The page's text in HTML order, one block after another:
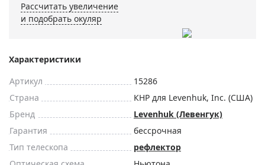
Рассчитать увеличение
и подобрать окуляр
Характеристики
Артикул
15286
Страна
КНР для Levenhuk, Inc. (США)
Бренд
Levenhuk (Левенгук)
Гарантия
бессрочная
Тип телескопа
рефлектор